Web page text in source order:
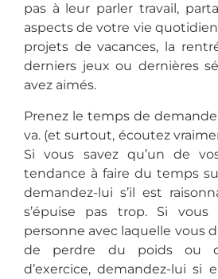
pas à leur parler travail,
aspects de votre vie
projets de vacances, la
derniers jeux ou dernières
avez aimés.
Prenez le temps de
va. (et surtout, écoutez
Si vous savez qu’un de
tendance à faire du temps
demandez-lui s’il est
s’épuise pas trop. Si vous
personne avec laquelle vous
de perdre du poids ou
d’exercice, demandez-lui si